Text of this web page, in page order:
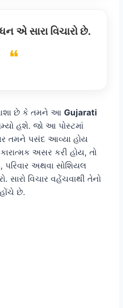
એ સારા વિચારો છે.
છે કે તમને આ Gujarati
હશે. જો આ પોસ્ટમાં
તમને પસંદ આવ્યા હોય
અસર કરી હોય, તો
પરિવાર અથવા સોશિયલ
સારો વિચાર વહેંચવાથી તેનો
છે.